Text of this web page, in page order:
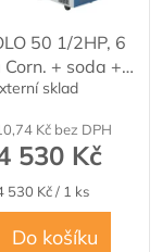
50 1/2HP, 6
+ soda +
vodasklad
Kč bez DPH
530 Kč
530 Kč / 1 ks
Do košíku